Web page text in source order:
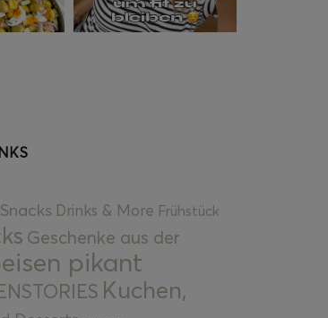
Drinks & More Frühstück
Geschenke aus der
pikant
Kuchen,